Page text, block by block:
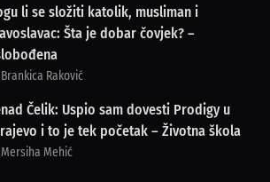
li se složiti katolik, musliman i
Šta je dobar čovjek? –
Raković
Čelik: Uspio sam dovesti Prodigy u
i to je tek početak – Životna škola
Mehić